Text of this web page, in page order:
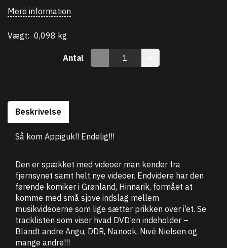
Mere information
Vægt: 0,098 kg
Antal
Beskrivelse
Så kom Appiguk!! Endelig!!!
Den er spækket med videoer man kender fra
fjernsynet samt helt nye videoer. Endvidere har den
førende komiker i Grønland, Hinnarik, formået at
komme med små sjove indslag mellem
musikvideoerne som lige sætter prikken over i’et. Se
tracklisten som viser hvad DVD’en indeholder –
Blandt andre Angu, DDR, Nanook, Nivé Nielsen og
mange andre!!!